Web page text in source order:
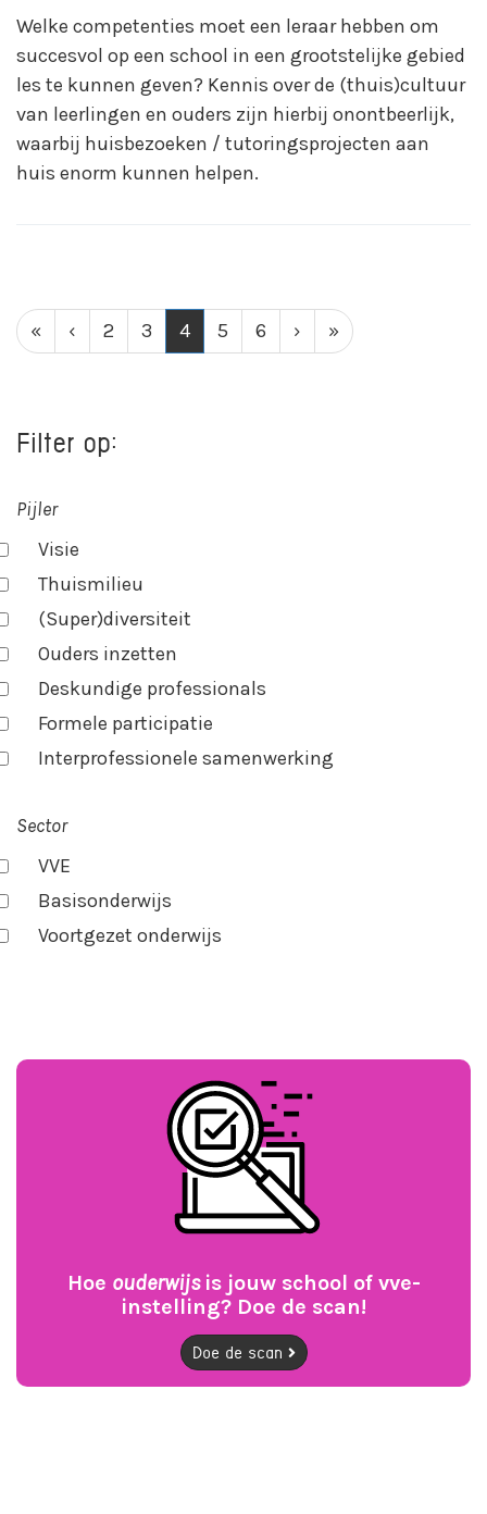
Welke competenties moet een leraar hebben om
succesvol op een school in een grootstelijke gebied
les te kunnen geven? Kennis over de (thuis)cultuur
van leerlingen en ouders zijn hierbij onontbeerlijk,
waarbij huisbezoeken / tutoringsprojecten aan
huis enorm kunnen helpen.
« ‹ 2 3 4(current)
5 6 › »
Filter op:
Pijler
Visie
Thuismilieu
(Super)diversiteit
Ouders inzetten
Deskundige professionals
Formele participatie
Interprofessionele samenwerking
Sector
VVE
Basisonderwijs
Voortgezet onderwijs
Hoe ouderwijs is jouw school of vve-
instelling? Doe de scan!
Doe de scan